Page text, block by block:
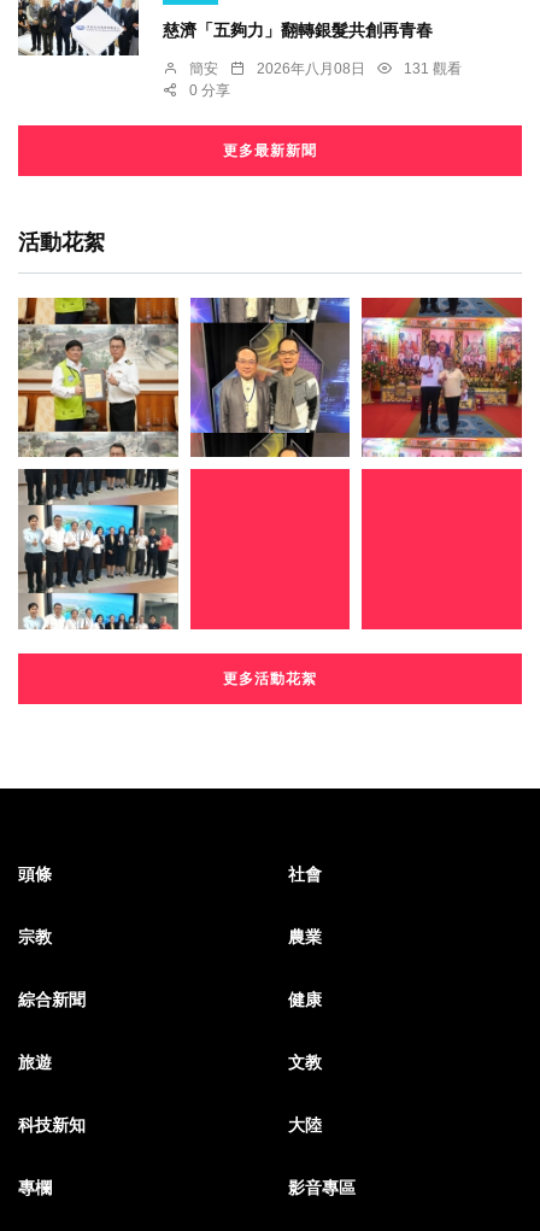
慈濟「五夠力」翻轉銀髮共創再青春
簡安 2026年八月08日
131 觀看
0 分享
更多最新新聞
活動花絮
更多活動花絮
頭條 社會
宗教 農業
綜合新聞 健康
旅遊 文教
科技新知 大陸
專欄 影音專區